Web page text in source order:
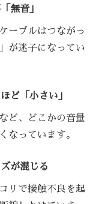
無音」
ーブルはつながっ
が迷子になってい
ど「小さい」
ど、どこかの音量
なっています。
が混じる
リで接触不良を起